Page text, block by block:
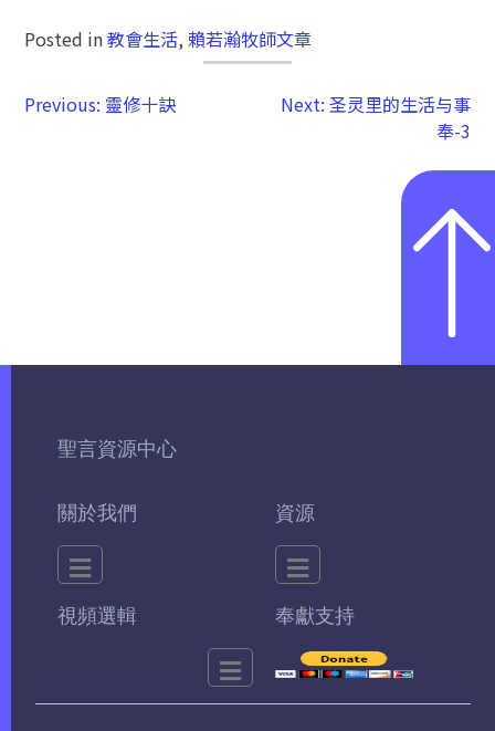
Posted in教會生活, 賴若瀚牧師文章
Previous: 靈修十訣 Next: 圣灵里的生活与事
奉-3
聖言資源中心
關於我們 資源
視頻選輯 奉獻支持